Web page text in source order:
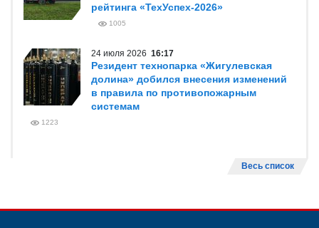
рейтинга «ТехУспех-2026»
1005
24 июля 2026 16:17
Резидент технопарка «Жигулевская
долина» добился внесения изменений
в правила по противопожарным
системам
1223
Весь список